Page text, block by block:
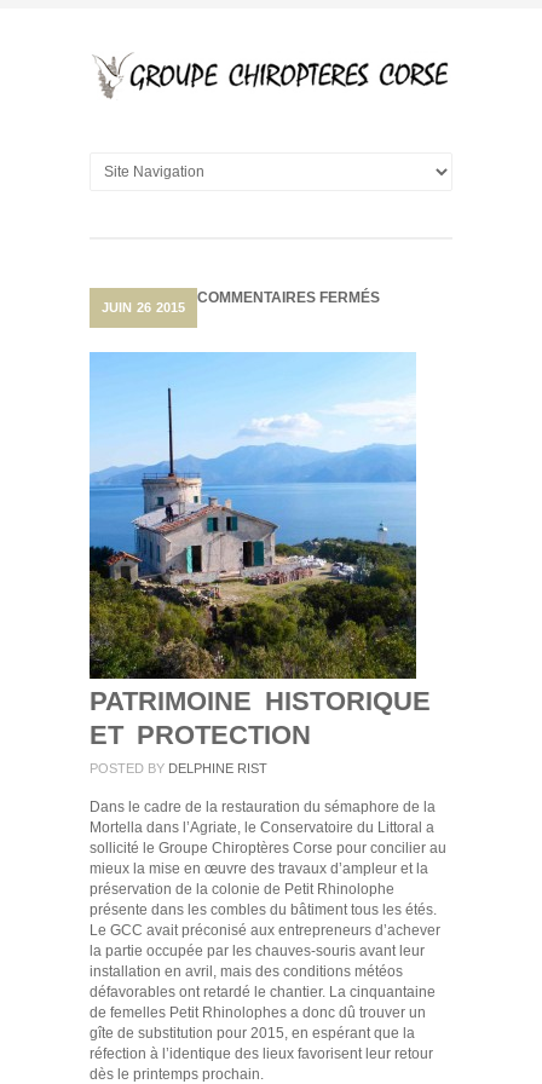
JUIN 26 2015
COMMENTAIRES FERMÉSSUR
PATRIMOINE HISTORIQUE
ET PROTECTION
POSTED BY DELPHINE RIST
Dans le cadre de la restauration du sémaphore de la
Mortella dans l’Agriate, le Conservatoire du Littoral a
sollicité le Groupe Chiroptères Corse pour concilier au
mieux la mise en œuvre des travaux d’ampleur et la
préservation de la colonie de Petit Rhinolophe
présente dans les combles du bâtiment tous les étés.
Le GCC avait préconisé aux entrepreneurs d’achever
la partie occupée par les chauves-souris avant leur
installation en avril, mais des conditions météos
défavorables ont retardé le chantier. La cinquantaine
de femelles Petit Rhinolophes a donc dû trouver un
gîte de substitution pour 2015, en espérant que la
réfection à l’identique des lieux favorisent leur retour
dès le printemps prochain.